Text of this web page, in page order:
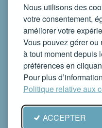
Nous utilisons des
votre consentement,
améliorer votre
Vous pouvez gérer ou
à tout moment depuis
préférences en
Pour plus
Politique relative aux
ACCEPTER
DORMIR
MANGER
CONTACTS
FAITES CONNAÎTRE VOTRE
CONTACTEZ-NOUS POUR
Privacy Policy